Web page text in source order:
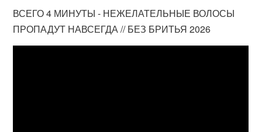
ВСЕГО 4 МИНУТЫ - НЕЖЕЛАТЕЛЬНЫЕ ВОЛОСЫ
ПРОПАДУТ НАВСЕГДА // БЕЗ БРИТЬЯ 2026